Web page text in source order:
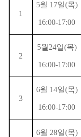
1
5월 17일(목)
16:00-17:00
2
5월24일(목)
16:00-17:00
3
6월 14일(목)
16:00-17:00
6월 28일(목)